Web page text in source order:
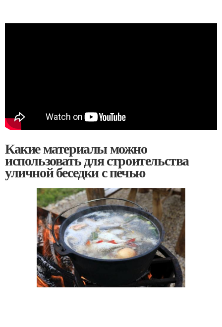
Какие материалы можно
использовать для строительства
уличной беседки с печью